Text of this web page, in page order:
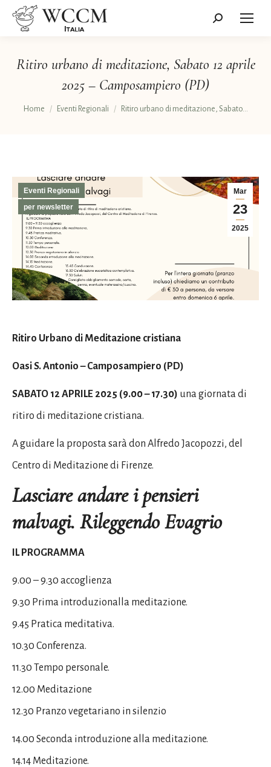
Cerca:
Ritiro urbano di meditazione, Sabato 12 aprile
2025 – Camposampiero (PD)
Tu sei qui:
Home Eventi Regionali Ritiro urbano di meditazione, Sabato…
Mar
23
2025
Eventi Regionali
per newsletter
Ritiro Urbano di Meditazione cristiana
Oasi S. Antonio – Camposampiero (PD)
SABATO 12 APRILE 2025 (9.00 – 17.30) una giornata di
ritiro di meditazione cristiana.
A guidare la proposta sarà don Alfredo Jacopozzi, del
Centro di Meditazione di Firenze.
Lasciare andare i pensieri
malvagi. Rileggendo Evagrio
IL PROGRAMMA
9.00 – 9.30 accoglienza
9.30 Prima introduzionalla meditazione.
9.45 Pratica meditativa.
10.30 Conferenza.
11.30 Tempo personale.
12.00 Meditazione
12.30 Pranzo vegetariano in silenzio
14.00 Seconda introduzione alla meditazione.
14.14 Meditazione.